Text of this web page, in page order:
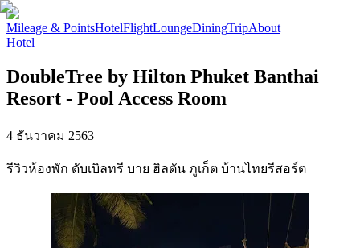
Mileage & PointsHotelFlightLoungeDiningTripAbout
Hotel
DoubleTree by Hilton Phuket Banthai
Resort - Pool Access Room
4 ธันวาคม 2563
รีวิวห้องพัก ดับเบิลทรี บาย ฮิลตัน ภูเก็ต บ้านไทยรีสอร์ต